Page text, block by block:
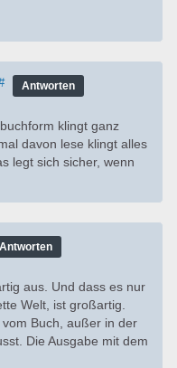
Antworten
klingt ganz
davon lese klingt alles
legt sich sicher, wenn
Antworten
aus. Und dass es nur
Welt, ist großartig.
Buch, außer in der
Die Ausgabe mit dem